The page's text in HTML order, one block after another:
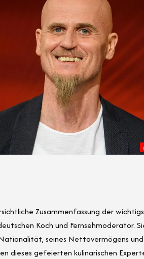
Zusammenfassung der
Koch und Fernsehmoderator.
seines Nettovermögens
dieses gefeierten kulinarischen